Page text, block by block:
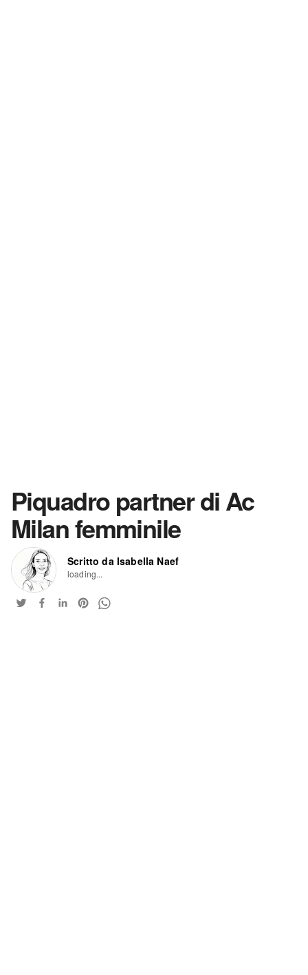
Piquadro partner di Ac
Milan femminile
Scritto da Isabella Naef
loading...